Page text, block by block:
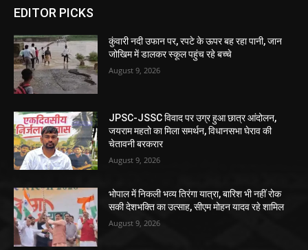
EDITOR PICKS
कुंवारी नदी उफान पर, रपटे के ऊपर बह रहा पानी, जान
जोखिम में डालकर स्कूल पहुंच रहे बच्चे
August 9, 2026
JPSC-JSSC विवाद पर उग्र हुआ छात्र आंदोलन,
जयराम महतो का मिला समर्थन, विधानसभा घेराव की
चेतावनी बरकरार
August 9, 2026
भोपाल में निकली भव्य तिरंगा यात्रा, बारिश भी नहीं रोक
सकी देशभक्ति का उत्साह, सीएम मोहन यादव रहे शामिल
August 9, 2026